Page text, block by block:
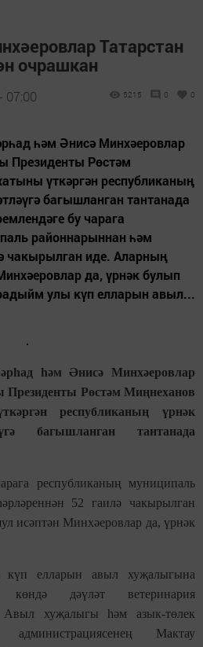
Татарстан
очрашкан
07:00 5215 0 0
һәм Әнисә Минхәеровлар
Президенты Рөстәм
үткәргән республиканың
багышланган тантанада
бу чарага
районнарыннан һәм
чакырылган иде. Аларның
да, үрнәк булып
улы күп елларын авыл...
һәм Әнисә Минхәеровлар
Президенты Рөстәм Миңнеханов
республиканың үрнәк
багышланган тантанада
республиканың муниципаль
52 гаилә чакырылган
исәптән Минхәеровлар да, үрнәк
елларын авыл хуҗалыгына
көндә дәүләт ветеринария
Авыл хуҗалыгы һәм азык-төлек
Мактау